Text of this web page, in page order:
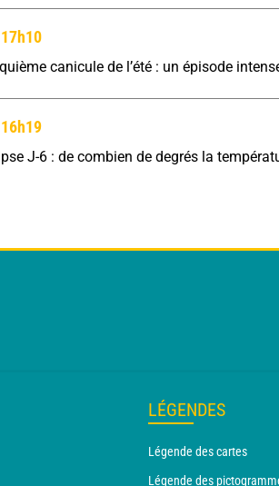
17h10
16h19
LÉGENDES
Légende des cartes
Légende des